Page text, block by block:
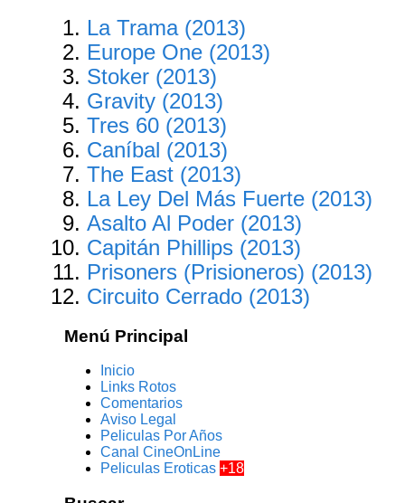
La Trama (2013)
Europe One (2013)
Stoker (2013)
Gravity (2013)
Tres 60 (2013)
Caníbal (2013)
The East (2013)
La Ley Del Más Fuerte (2013)
Asalto Al Poder (2013)
Capitán Phillips (2013)
Prisoners (Prisioneros) (2013)
Circuito Cerrado (2013)
Menú Principal
Inicio
Links Rotos
Comentarios
Aviso Legal
Peliculas Por Años
Canal CineOnLine
Peliculas Eroticas+18